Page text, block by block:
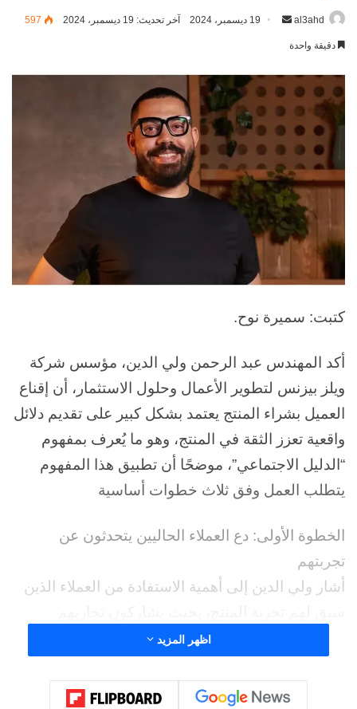
al3ahd
أرسل 19 ديسمبر، 2024 آخر تحديث: 19 ديسمبر، 2024 597
دقيقة واحدة
كتبت: سميرة نوح.
أكد المهندس عبد الرحمن ولي الدين، مؤسس شركة
ويلز بيزنس لتطوير الأعمال وحلول الاستثمار، أن إقناع
العميل بشراء المنتج يعتمد بشكل كبير على تقديم دلائل
واقعية تعزز الثقة في المنتج، وهو ما يُعرف بمفهوم
“الدليل الاجتماعي”، موضحًا أن تطبيق هذا المفهوم
يتطلب العمل وفق ثلاث خطوات أساسية
الخطوة الأولى: دع العملاء الحاليين يتحدثون عن
تجربتهم
أشار ولي الدين إلى أهمية الاستفادة من العملاء الذين
وقال إن هذه التجارب تصبح أكثر تأثيرًا عندما يصف
اظهر المزيد